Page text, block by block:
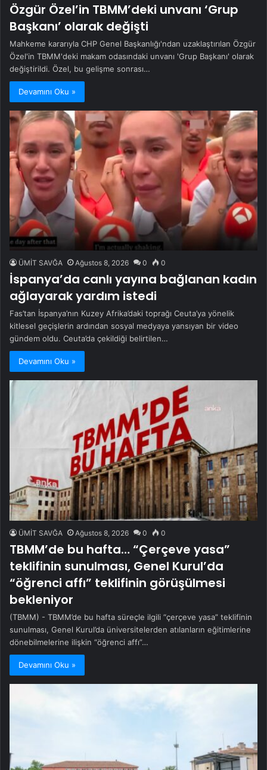
Özgür Özel’in TBMM’deki unvanı ‘Grup
Başkanı’ olarak değişti
Mahkeme kararıyla CHP Genel Başkanlığı'ndan uzaklaştırılan Özgür
Özel'in TBMM'deki makam odasındaki unvanı 'Grup Başkanı' olarak
değiştirildi. Özel, bu gelişme sonrası…
Devamını Oku »
ÜMİT SAVĞA Ağustos 8, 2026 0 0
İspanya’da canlı yayına bağlanan kadın
ağlayarak yardım istedi
Fas’tan İspanya’nın Kuzey Afrika’daki toprağı Ceuta’ya yönelik
kitlesel geçişlerin ardından sosyal medyaya yansıyan bir video
gündem oldu. Ceuta’da çekildiği belirtilen…
Devamını Oku »
ÜMİT SAVĞA Ağustos 8, 2026 0 0
TBMM’de bu hafta… “Çerçeve yasa”
teklifinin sunulması, Genel Kurul’da
“öğrenci affı” teklifinin görüşülmesi
bekleniyor
(TBMM) - TBMM’de bu hafta süreçle ilgili “çerçeve yasa” teklifinin
sunulması, Genel Kurul’da üniversitelerden atılanların eğitimlerine
dönebilmelerine ilişkin “öğrenci affı”…
Devamını Oku »